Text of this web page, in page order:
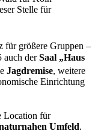
Stelle für
für größere Gruppen –
auch derSaal „Haus
Jagdremise, weitere
Einrichtung
Location für
Umfeld.